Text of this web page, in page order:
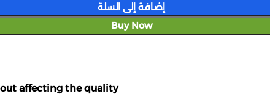
إضافة إلى السلة
Buy Now
affecting the quality